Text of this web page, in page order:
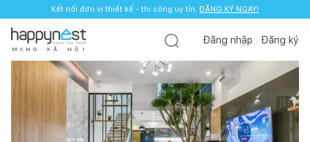
Kết nối đơn vị thiết kế - thi công uy tín. ĐĂNG KÝ NGAY!
M Ạ N G X Ã H Ộ I
Đăng nhập Đăng ký